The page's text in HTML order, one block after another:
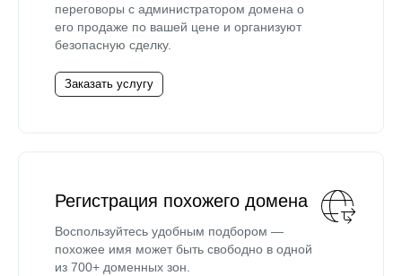
переговоры с администратором домена о
его продаже по вашей цене и организуют
безопасную сделку.
Заказать услугу
Регистрация похожего домена
Воспользуйтесь удобным подбором —
похожее имя может быть свободно в одной
из 700+ доменных зон.